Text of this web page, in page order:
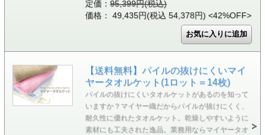
定価：95,399円(税込)
価格： 49,435円(税込 54,378円) <42%OFF>
【送料無料】パイルの抜けにくいマイ
ヤータオルケット(1ロット＝14枚)
パイルの抜けにくいタオルケットがあるのを知って
いますか？マイヤー織だからパイルが抜けにくく、
耐久性に優れたタオルケット。乾燥しやすいように
素材にも工夫された逸品。業務用ならマイヤータオ